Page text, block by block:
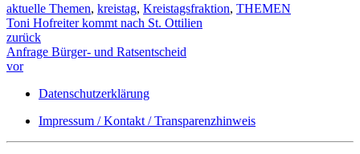
aktuelle Themen, kreistag, Kreistagsfraktion, THEMEN
Toni Hofreiter kommt nach St. Ottilien
zurück
Anfrage Bürger- und Ratsentscheid
vor
Datenschutzerklärung
Impressum / Kontakt / Transparenzhinweis